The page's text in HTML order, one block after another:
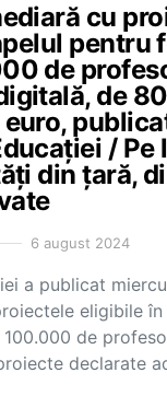
cu
pentru
de
de
/ Pe
din țară,
6 august 2024
a publicat
eligibile
de
declarate